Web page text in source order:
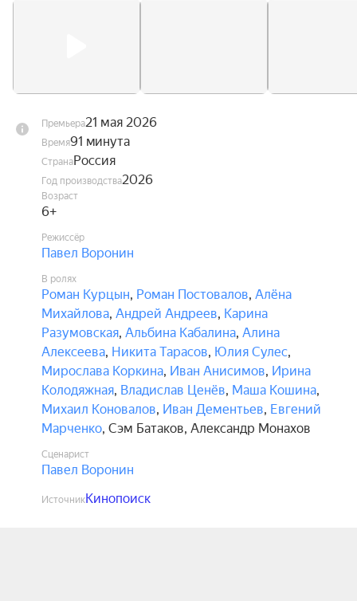
Премьера21 мая 2026
Время91 минута
СтранаРоссия
Год производства2026
Возраст
6+
Режиссёр
Павел Воронин
В ролях
Роман Курцын, Роман Постовалов, Алёна
Михайлова, Андрей Андреев, Карина
Разумовская, Альбина Кабалина, Алина
Алексеева, Никита Тарасов, Юлия Сулес,
Мирослава Коркина, Иван Анисимов, Ирина
Колодяжная, Владислав Ценёв, Маша Кошина,
Михаил Коновалов, Иван Дементьев, Евгений
Марченко, Сэм Батаков, Александр Монахов
Сценарист
Павел Воронин
ИсточникКинопоиск